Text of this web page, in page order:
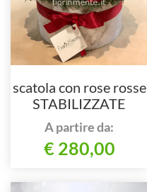
scatola con rose rosse
STABILIZZATE
A partire da:
€ 280,00